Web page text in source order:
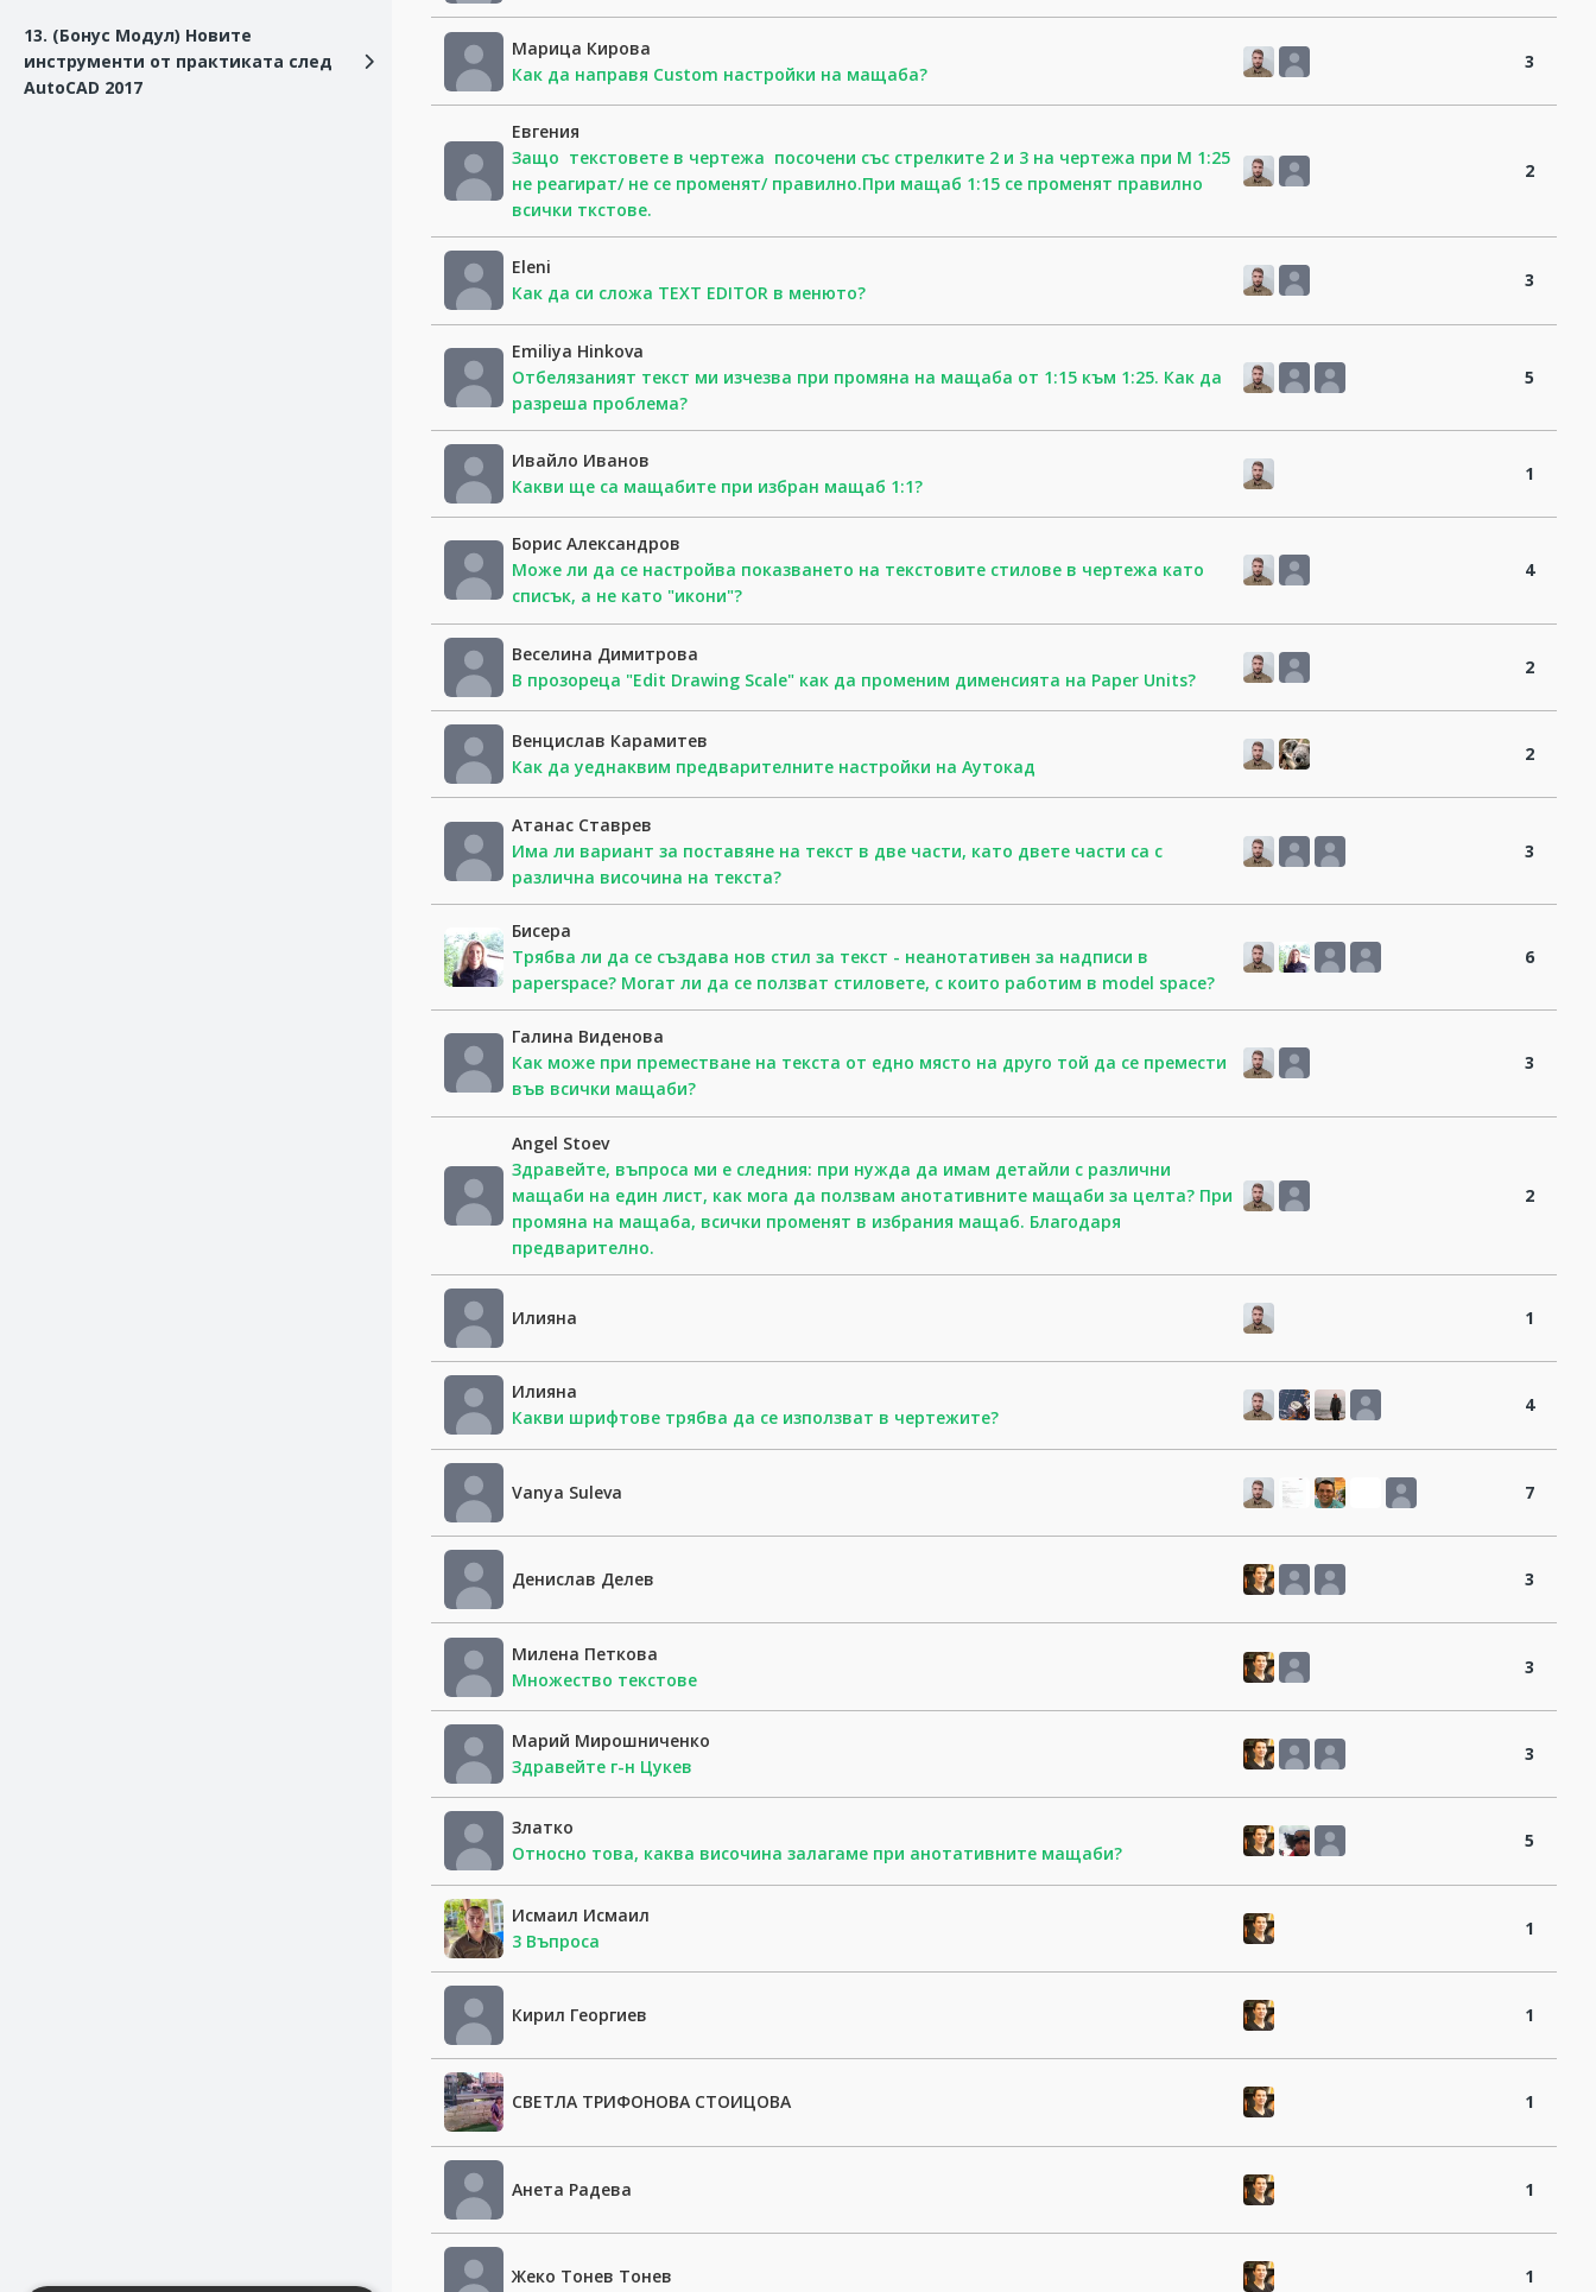
13. (Бонус Модул) Новите
инструменти от практиката след
AutoCAD 2017
Марица Кирова
Как да направя Custom настройки на мащаба?
3
Евгения
Защо текстовете в чертежа посочени със стрелките 2 и 3 на чертежа при М 1:25
не реагират/ не се променят/ правилно.При мащаб 1:15 се променят правилно
всички ткстове.
2
Eleni
Как да си сложа TEXT EDITOR в менюто?
3
Emiliya Hinkova
Отбелязаният текст ми изчезва при промяна на мащаба от 1:15 към 1:25. Как да
разреша проблема?
5
Ивайло Иванов
Какви ще са мащабите при избран мащаб 1:1?
1
Борис Александров
Може ли да се настройва показването на текстовите стилове в чертежа като
списък, а не като "икони"?
4
Веселина Димитрова
В прозореца "Edit Drawing Scale" как да променим дименсията на Paper Units?
2
Венцислав Карамитев
Как да уеднаквим предварителните настройки на Аутокад
2
Атанас Ставрев
Има ли вариант за поставяне на текст в две части, като двете части са с
различна височина на текста?
3
Бисера
Трябва ли да се създава нов стил за текст - неанотативен за надписи в
paperspace? Могат ли да се ползват стиловете, с които рабoтим в model space?
6
Галина Виденова
Как може при преместване на текста от едно място на друго той да се премести
във всички мащаби?
3
Angel Stoev
Здравейте, въпроса ми е следния: при нужда да имам детайли с различни
мащаби на един лист, как мога да ползвам анотативните мащаби за целта? При
промяна на мащаба, всички променят в избрания мащаб. Благодаря
предварително.
2
Илияна 1
Илияна
Какви шрифтове трябва да се използват в чертежите?
4
Vanya Suleva 7
Денислав Делев 3
Милена Петкова
Множество текстове
3
Марий Мирошниченко
Здравейте г-н Цукев
3
Златко
Относно това, каква височина залагаме при анотативните мащаби?
5
Исмаил Исмаил
3 Въпроса
1
Кирил Георгиев 1
СВЕТЛА ТРИФОНОВА СТОИЦОВА 1
Анета Радева 1
Жеко Тонев Тонев 1